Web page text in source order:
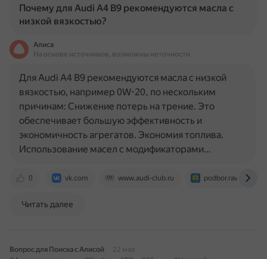
Почему для Audi A4 B9 рекомендуются масла с
низкой вязкостью?
Алиса
На основе источников, возможны неточности
0 vk.com www.audi-club.ru podbor.ravenol.ru
Для Audi A4 B9 рекомендуются масла с низкой
вязкостью, например 0W-20, по нескольким
причинам: Снижение потерь на трение. Это
обеспечивает большую эффективность и
экономичность агрегатов. Экономия топлива.
Использование масел с модификаторами…
Читать далее
Вопрос для Поиска с Алисой
22 мая